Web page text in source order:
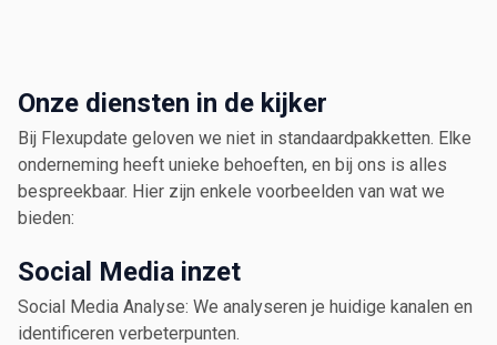
Onze diensten in de kijker
Bij Flexupdate geloven we niet in standaardpakketten. Elke
onderneming heeft unieke behoeften, en bij ons is alles
bespreekbaar. Hier zijn enkele voorbeelden van wat we
bieden:
Social Media inzet
Social Media Analyse: We analyseren je huidige kanalen en
identificeren verbeterpunten.